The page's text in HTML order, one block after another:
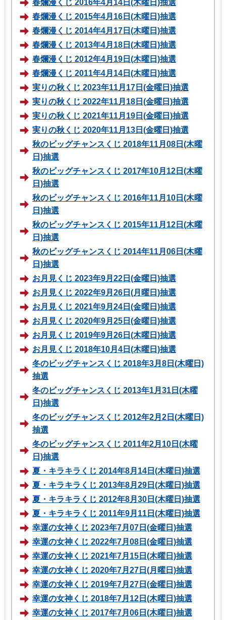
春爛漫くじ 2016年4月14日(木曜日)抽選
春爛漫くじ 2015年4月16日(木曜日)抽選
春爛漫くじ 2014年4月17日(木曜日)抽選
春爛漫くじ 2013年4月18日(木曜日)抽選
春爛漫くじ 2012年4月19日(木曜日)抽選
春爛漫くじ 2011年4月14日(木曜日)抽選
実りの秋くじ 2023年11月17日(金曜日)抽選
実りの秋くじ 2022年11月18日(金曜日)抽選
実りの秋くじ 2021年11月19日(金曜日)抽選
実りの秋くじ 2020年11月13日(金曜日)抽選
秋のビッグチャンスくじ 2018年11月08日(木曜
日)抽選
秋のビッグチャンスくじ 2017年10月12日(木曜
日)抽選
秋のビッグチャンスくじ 2016年11月10日(木曜
日)抽選
秋のビッグチャンスくじ 2015年11月12日(木曜
日)抽選
秋のビッグチャンスくじ 2014年11月06日(木曜
日)抽選
お月見くじ 2023年9月22日(金曜日)抽選
お月見くじ 2022年9月26日(月曜日)抽選
お月見くじ 2021年9月24日(金曜日)抽選
お月見くじ 2020年9月25日(金曜日)抽選
お月見くじ 2019年9月26日(木曜日)抽選
お月見くじ 2018年10月4日(木曜日)抽選
冬のビッグチャンスくじ 2018年3月8日(木曜日)
抽選
冬のビッグチャンスくじ 2013年1月31日(木曜
日)抽選
冬のビッグチャンスくじ 2012年2月2日(木曜日)
抽選
冬のビッグチャンスくじ 2011年2月10日(木曜
日)抽選
夏・キラキラくじ 2014年8月14日(木曜日)抽選
夏・キラキラくじ 2013年8月29日(木曜日)抽選
夏・キラキラくじ 2012年8月30日(木曜日)抽選
夏・キラキラくじ 2011年9月11日(木曜日)抽選
幸運の女神くじ 2023年7月07日(金曜日)抽選
幸運の女神くじ 2022年7月08日(金曜日)抽選
幸運の女神くじ 2021年7月15日(木曜日)抽選
幸運の女神くじ 2020年7月27日(月曜日)抽選
幸運の女神くじ 2019年7月27日(金曜日)抽選
幸運の女神くじ 2018年7月12日(木曜日)抽選
幸運の女神くじ 2017年7月06日(木曜日)抽選